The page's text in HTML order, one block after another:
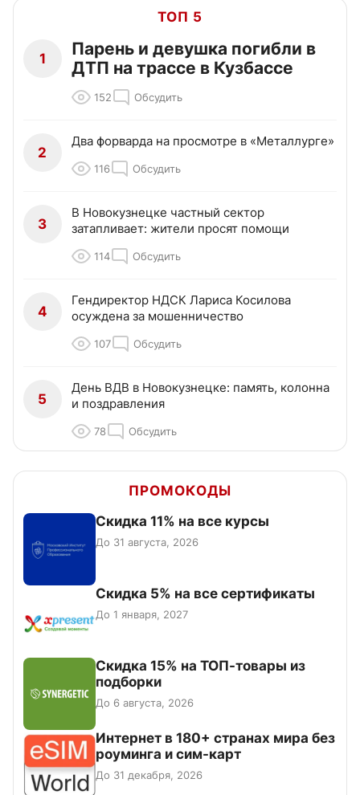
ТОП 5
1
Парень и девушка погибли в
ДТП на трассе в Кузбассе
152 Обсудить
2
Два форварда на просмотре в «Металлурге»
116 Обсудить
3
В Новокузнецке частный сектор
затапливает: жители просят помощи
114 Обсудить
4
Гендиректор НДСК Лариса Косилова
осуждена за мошенничество
107 Обсудить
5
День ВДВ в Новокузнецке: память, колонна
и поздравления
78 Обсудить
ПРОМОКОДЫ
Скидка 11% на все курсы
До 31 августа, 2026
Скидка 5% на все сертификаты
До 1 января, 2027
Скидка 15% на ТОП-товары из
подборки
До 6 августа, 2026
Интернет в 180+ странах мира без
роуминга и сим-карт
До 31 декабря, 2026